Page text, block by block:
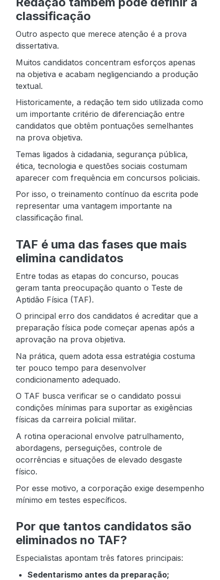
classificação
Outro aspecto que merece atenção é a prova
dissertativa.
Muitos candidatos concentram esforços apenas
na objetiva e acabam negligenciando a produção
textual.
Historicamente, a redação tem sido utilizada como
um importante critério de diferenciação entre
candidatos que obtêm pontuações semelhantes
na prova objetiva.
Temas ligados à cidadania, segurança pública,
ética, tecnologia e questões sociais costumam
aparecer com frequência em concursos policiais.
Por isso, o treinamento contínuo da escrita pode
representar uma vantagem importante na
classificação final.
TAF é uma das fases que mais
elimina candidatos
Entre todas as etapas do concurso, poucas
geram tanta preocupação quanto o Teste de
Aptidão Física (TAF).
O principal erro dos candidatos é acreditar que a
preparação física pode começar apenas após a
aprovação na prova objetiva.
Na prática, quem adota essa estratégia costuma
ter pouco tempo para desenvolver
condicionamento adequado.
O TAF busca verificar se o candidato possui
condições mínimas para suportar as exigências
físicas da carreira policial militar.
A rotina operacional envolve patrulhamento,
abordagens, perseguições, controle de
ocorrências e situações de elevado desgaste
físico.
Por esse motivo, a corporação exige desempenho
mínimo em testes específicos.
Por que tantos candidatos são
eliminados no TAF?
Especialistas apontam três fatores principais:
Sedentarismo antes da preparação;